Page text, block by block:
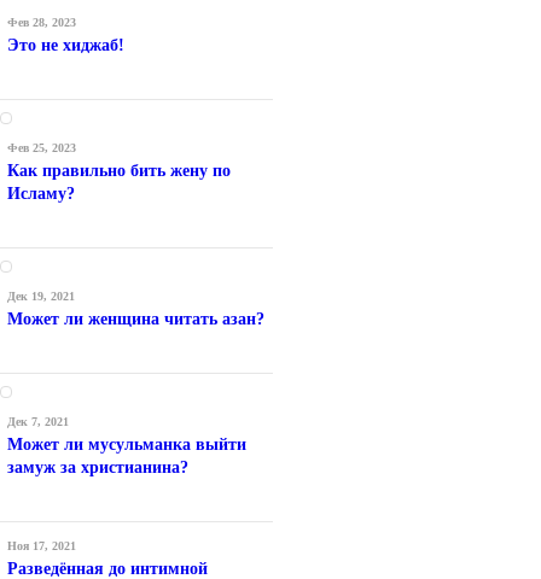
Фев 28, 2023
Это не хиджаб!
Фев 25, 2023
Как правильно бить жену по
Исламу?
Дек 19, 2021
Может ли женщина читать азан?
Дек 7, 2021
Может ли мусульманка выйти
замуж за христианина?
Ноя 17, 2021
Разведённая до интимной